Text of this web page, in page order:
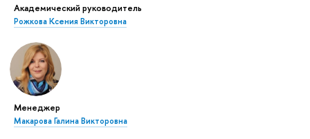
Академический руководитель
Рожкова Ксения Викторовна
Менеджер
Макарова Галина Викторовна